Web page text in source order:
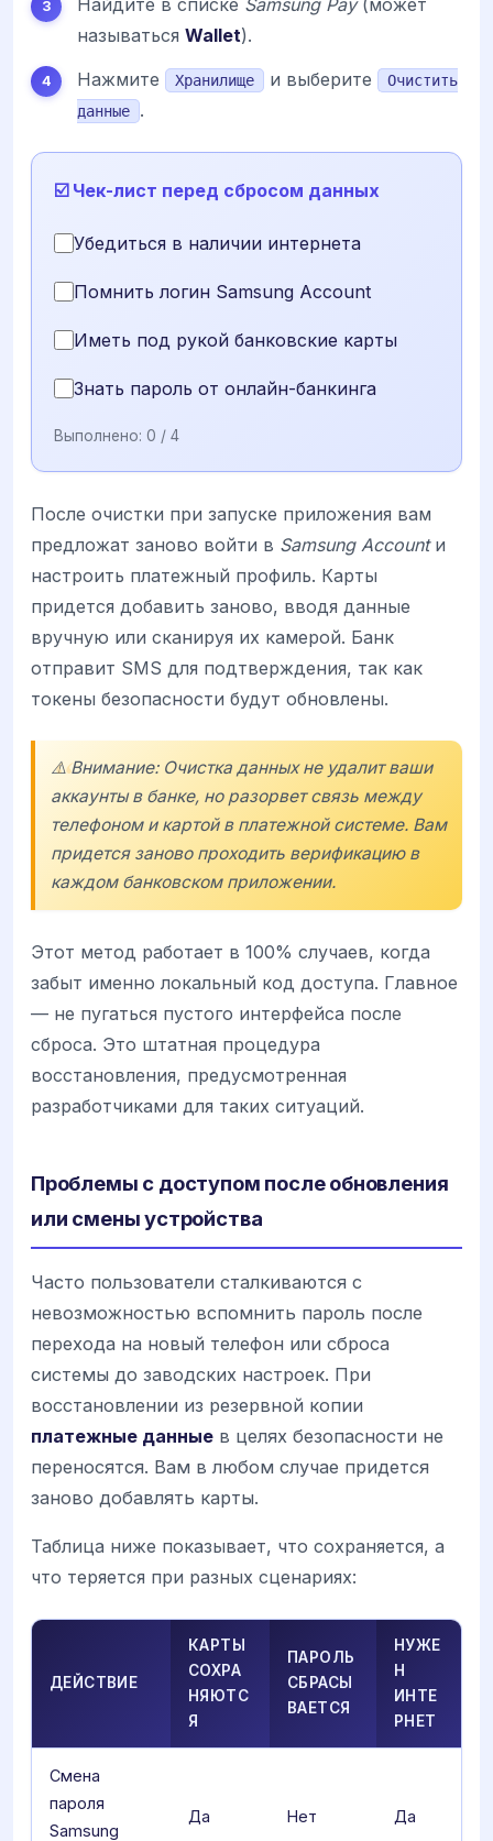
называться Wallet).
Нажмите
Хранилище и выберите
Очистить
данные
.
☑️ Чек-лист перед сбросом данных
Убедиться в наличии интернета
Помнить логин Samsung Account
Иметь под рукой банковские карты
Знать пароль от онлайн-банкинга
Выполнено: 0 / 4
После очистки при запуске приложения вам
предложат заново войти в Samsung Accountи
настроить платежный профиль. Карты
придется добавить заново, вводя данные
вручную или сканируя их камерой. Банк
отправит SMS для подтверждения, так как
токены безопасности будут обновлены.
⚠️ Внимание: Очистка данных не удалит ваши
аккаунты в банке, но разорвет связь между
телефоном и картой в платежной системе. Вам
придется заново проходить верификацию в
каждом банковском приложении.
Этот метод работает в 100% случаев, когда
забыт именно локальный код доступа. Главное
— не пугаться пустого интерфейса после
сброса. Это штатная процедура
восстановления, предусмотренная
разработчиками для таких ситуаций.
Проблемы с доступом после обновления
или смены устройства
Часто пользователи сталкиваются с
невозможностью вспомнить пароль после
перехода на новый телефон или сброса
системы до заводских настроек. При
восстановлении из резервной копии
платежные данные в целях безопасности не
переносятся. Вам в любом случае придется
заново добавлять карты.
Таблица ниже показывает, что сохраняется, а
что теряется при разных сценариях:
ДЕЙСТВИЕ
КАРТЫ
СОХРА
НЯЮТС
Я
ПАРОЛЬ
СБРАСЫ
ВАЕТСЯ
НУЖЕ
Н
ИНТЕ
РНЕТ
Смена
пароля
Samsung
Да Нет Да